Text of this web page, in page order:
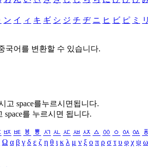
ン イ ィ キ ギ シ ジ チ ヂ ニ ヒ ビ ピ ミ リ
국어를 변환할 수 있습니다.
고 space를누르시면됩니다.
space를 누르시면 됩니다.
ㅶ ㅷ ㅸ ㅹ ㅺ ㅻ ㅼ ㅽ ㅾ ㅿ ㆀ ㆁ ㆂ ㆃ ㆄ
Ω α β γ δ ε ζ η θ ι κ λ μ ν ξ ο π ρ σ τ υ φ χ ψ ω